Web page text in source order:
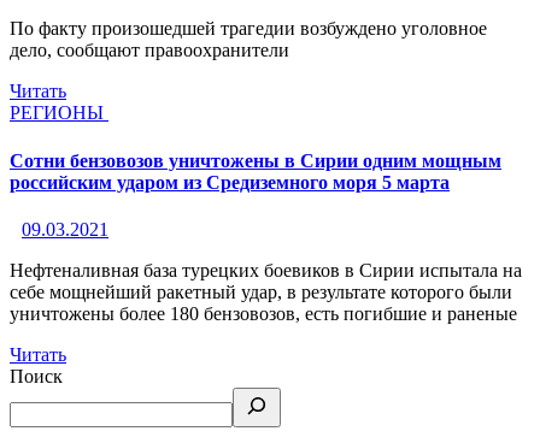
По факту произошедшей трагедии возбуждено уголовное
дело, сообщают правоохранители
Читать
РЕГИОНЫ
Сотни бензовозов уничтожены в Сирии одним мощным
российским ударом из Средиземного моря 5 марта
09.03.2021
Нефтеналивная база турецких боевиков в Сирии испытала на
себе мощнейший ракетный удар, в результате которого были
уничтожены более 180 бензовозов, есть погибшие и раненые
Читать
Поиск